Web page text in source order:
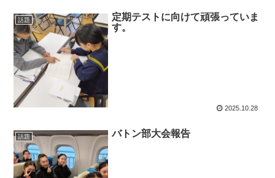
話題
定期テストに向けて頑張っていま
す。
2025.10.28
話題 バトン部大会報告